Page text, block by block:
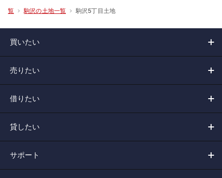
覧 駒沢の土地一覧 駒沢5丁目土地
買いたい
売りたい
借りたい
貸したい
サポート